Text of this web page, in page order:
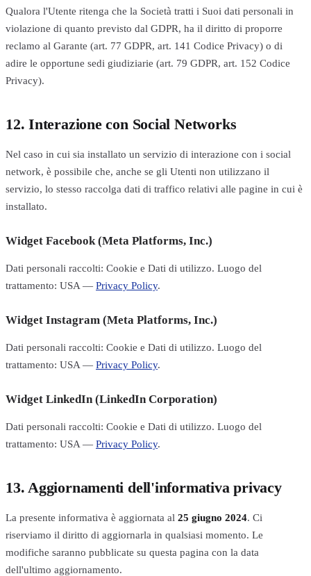
Qualora l'Utente ritenga che la Società tratti i Suoi dati personali in
violazione di quanto previsto dal GDPR, ha il diritto di proporre
reclamo al Garante (art. 77 GDPR, art. 141 Codice Privacy) o di
adire le opportune sedi giudiziarie (art. 79 GDPR, art. 152 Codice
Privacy).
12. Interazione con Social Networks
Nel caso in cui sia installato un servizio di interazione con i social
network, è possibile che, anche se gli Utenti non utilizzano il
servizio, lo stesso raccolga dati di traffico relativi alle pagine in cui è
installato.
Widget Facebook (Meta Platforms, Inc.)
Dati personali raccolti: Cookie e Dati di utilizzo. Luogo del
trattamento: USA — Privacy Policy.
Widget Instagram (Meta Platforms, Inc.)
Dati personali raccolti: Cookie e Dati di utilizzo. Luogo del
trattamento: USA — Privacy Policy.
Widget LinkedIn (LinkedIn Corporation)
Dati personali raccolti: Cookie e Dati di utilizzo. Luogo del
trattamento: USA — Privacy Policy.
13. Aggiornamenti dell'informativa privacy
La presente informativa è aggiornata al 25 giugno 2024. Ci
riserviamo il diritto di aggiornarla in qualsiasi momento. Le
modifiche saranno pubblicate su questa pagina con la data
dell'ultimo aggiornamento.